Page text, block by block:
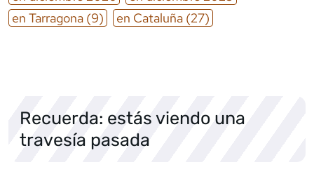
en Tarragona (9) en Cataluña (27)
Recuerda: estás viendo una
travesía pasada